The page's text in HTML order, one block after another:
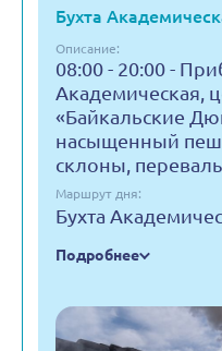
Бухта
Описание:
08:00 - 20:00 -
Академическая,
«Байкальские
насыщенный
склоны,
Маршрут дня:
Бухта
Подробнее